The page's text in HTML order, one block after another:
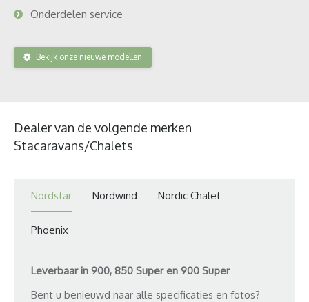
Onderdelen service
Bekijk onze nieuwe modellen
Dealer van de volgende merken
Stacaravans/Chalets
Nordstar Nordwind Nordic Chalet
Phoenix
Leverbaar in 900, 850 Super en 900 Super
Bent u benieuwd naar alle specificaties en fotos?